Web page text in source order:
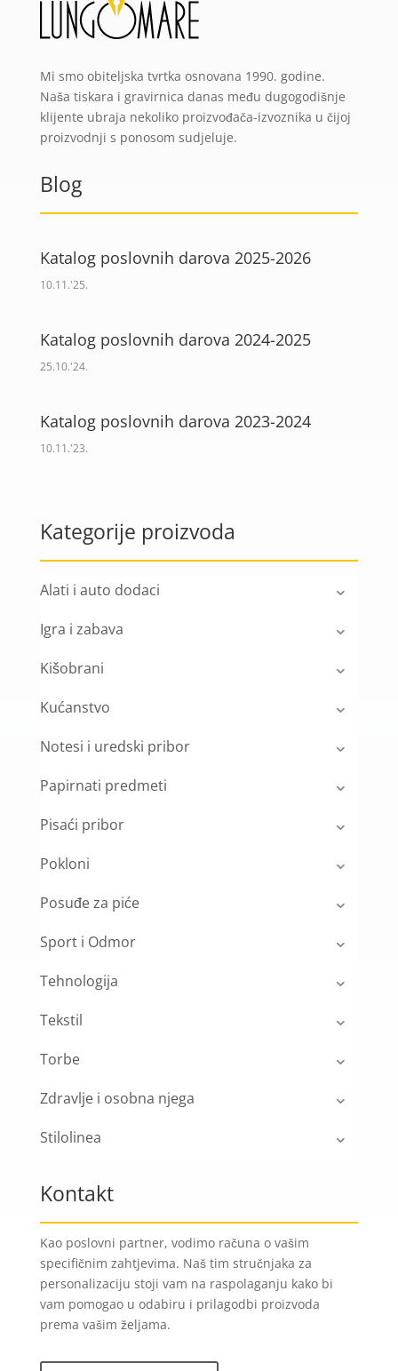
Mi smo obiteljska tvrtka osnovana 1990. godine.
Naša tiskara i gravirnica danas među dugogodišnje
klijente ubraja nekoliko proizvođača-izvoznika u čijoj
proizvodnji s ponosom sudjeluje.
Blog
Katalog poslovnih darova 2025-2026
10.11.'25.
Katalog poslovnih darova 2024-2025
25.10.'24.
Katalog poslovnih darova 2023-2024
10.11.'23.
Kategorije proizvoda
Alati i auto dodaci
Igra i zabava
Kišobrani
Kućanstvo
Notesi i uredski pribor
Papirnati predmeti
Pisaći pribor
Pokloni
Posuđe za piće
Sport i Odmor
Tehnologija
Tekstil
Torbe
Zdravlje i osobna njega
Stilolinea
Kontakt
Kao poslovni partner, vodimo računa o vašim
specifičnim zahtjevima. Naš tim stručnjaka za
personalizaciju stoji vam na raspolaganju kako bi
vam pomogao u odabiru i prilagodbi proizvoda
prema vašim željama.